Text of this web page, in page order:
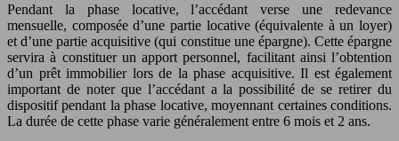
Pendant la phase locative, l’accédant verse une redevance
mensuelle, composée d’une partie locative (équivalente à un loyer)
et d’une partie acquisitive (qui constitue une épargne). Cette épargne
servira à constituer un apport personnel, facilitant ainsi l’obtention
d’un prêt immobilier lors de la phase acquisitive. Il est également
important de noter que l’accédant a la possibilité de se retirer du
dispositif pendant la phase locative, moyennant certaines conditions.
La durée de cette phase varie généralement entre 6 mois et 2 ans.